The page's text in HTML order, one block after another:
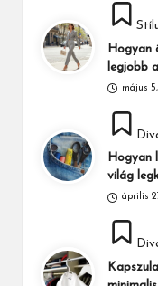
Hogyan
legjobb
május
Posted
in
Hogyan
világ
április